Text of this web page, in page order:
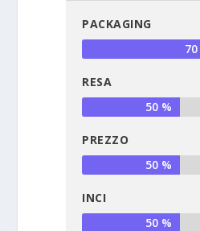
PACKAGING
RESA
50 %
PREZZO
50 %
INCI
50 %